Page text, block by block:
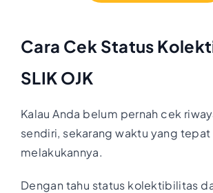
Cara Cek Status
SLIK OJK
Kalau Anda belum pernah cek
sendiri, sekarang waktu yang
melakukannya.
Dengan tahu status kolektibilitas